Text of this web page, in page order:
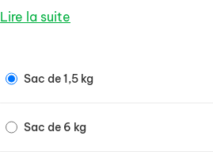
NON RECOMMANDÉ EN CAS
Lire la suite
Sac de 1,5 kg
Sac de 6 kg